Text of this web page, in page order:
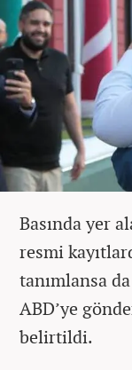
Basında yer
resmi
tanımlansa
ABD’ye
belirtildi.